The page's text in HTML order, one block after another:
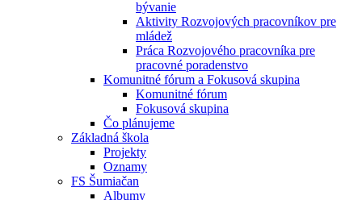
bývanie
Aktivity Rozvojových pracovníkov pre
mládež
Práca Rozvojového pracovníka pre
pracovné poradenstvo
Komunitné fórum a Fokusová skupina
Komunitné fórum
Fokusová skupina
Čo plánujeme
Základná škola
Projekty
Oznamy
FS Šumiačan
Albumy